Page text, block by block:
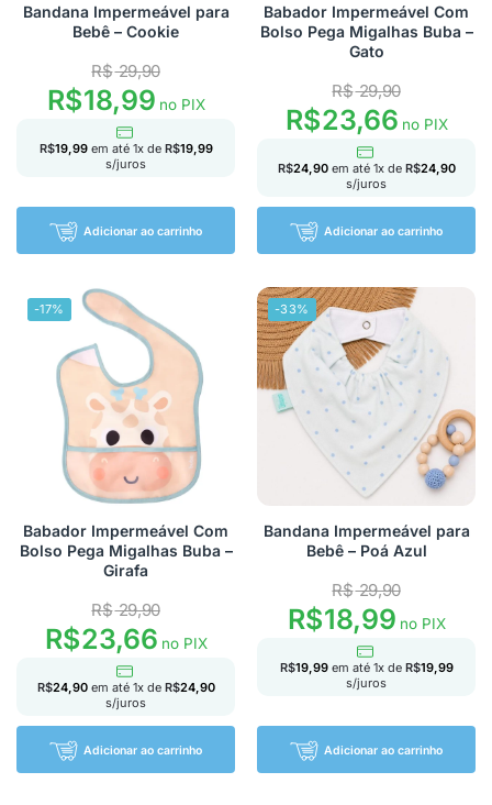
Bandana Impermeável para
Bebê – Cookie
R$29,90
R$18,99no PIX
R$19,99 em até 1x de R$19,99
s/juros
Adicionar ao carrinho
Babador Impermeável Com
Bolso Pega Migalhas Buba –
Gato
R$29,90
R$23,66no PIX
R$24,90 em até 1x de R$24,90
s/juros
Adicionar ao carrinho
-17%
Babador Impermeável Com
Bolso Pega Migalhas Buba –
Girafa
R$29,90
R$23,66no PIX
R$24,90 em até 1x de R$24,90
s/juros
Adicionar ao carrinho
-33%
Bandana Impermeável para
Bebê – Poá Azul
R$29,90
R$18,99no PIX
R$19,99 em até 1x de R$19,99
s/juros
Adicionar ao carrinho